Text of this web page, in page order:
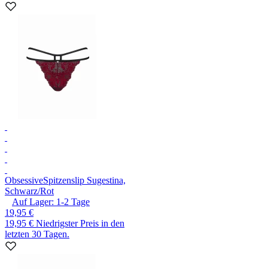
ObsessiveSpitzenslip Sugestina,
Schwarz/Rot
Auf Lager: 1-2 Tage
19,95 €
19,95 € Niedrigster Preis in den
letzten 30 Tagen.